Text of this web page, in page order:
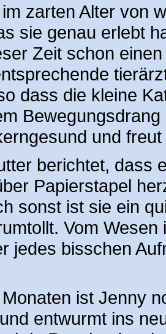
zarten Alter von
sie genau erlebt
Zeit schon
dass die kleine
und
berichtet, dass
Papierstapel
sonst ist sie ein
Vom
jedes bisschen
ist Jenny
entwurmt ins